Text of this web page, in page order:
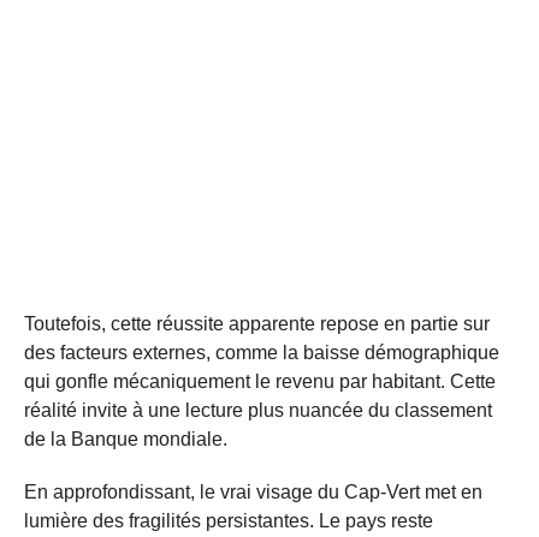
Toutefois, cette réussite apparente repose en partie sur
des facteurs externes, comme la baisse démographique
qui gonfle mécaniquement le revenu par habitant. Cette
réalité invite à une lecture plus nuancée du classement
de la Banque mondiale.
En approfondissant, le vrai visage du Cap-Vert met en
lumière des fragilités persistantes. Le pays reste